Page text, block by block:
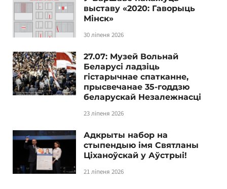
выставу «2020: Гаворыць
Мінск»
30 ліпеня 2026
27.07: Музей Вольнай
Беларусі ладзіць
гістарычнае спатканне,
прысвечанае 35-годдзю
беларускай Незалежнасці
23 ліпеня 2026
Адкрыты набор на
стыпендыю імя Святланы
Ціханоўскай у Аўстрыі!
21 ліпеня 2026